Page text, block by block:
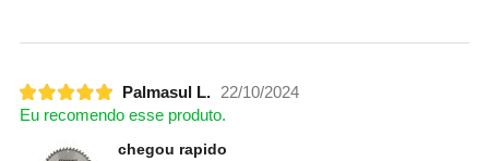
Palmasul L.
22/10/2024
Eu recomendo esse produto.
chegou rapido